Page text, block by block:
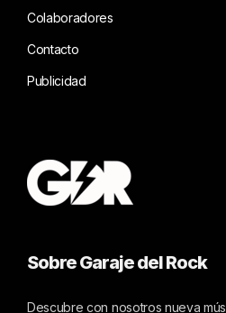
Colaboradores
Contacto
Publicidad
Sobre Garaje del Rock
Descubre con nosotros nueva